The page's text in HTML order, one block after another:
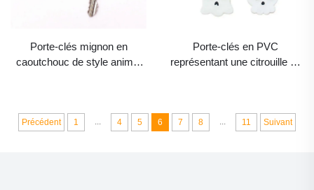
Porte-clés mignon en
caoutchouc de style anime,
poussière, support pour clés,
Porte-clés en PVC
représentant une citrouille ou
doigt, pendentif promotionnel
Précédent 1 ... 4 5 6 7 8 ... 11 Suivant